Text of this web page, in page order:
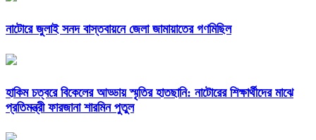
নাটোরে জুলাই সনদ বাস্তবায়নে জেলা জামায়াতের গণমিছিল
হাকিম চত্বরে বিকেলের আড্ডায় স্মৃতির হাতছানি: নাটোরের শিক্ষার্থীদের মাঝে
প্রতিমন্ত্রী ফারজানা শারমিন পুতুল